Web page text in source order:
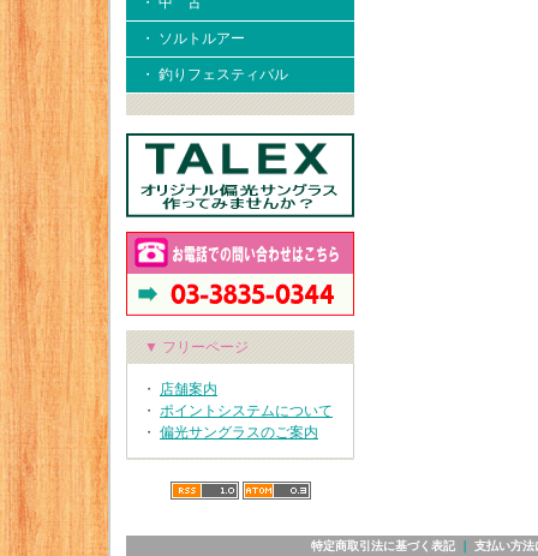
・ ソルトルアー
・ 釣りフェスティバル
▼ フリーページ
・ 店舗案内
・ ポイントシステムについて
・ 偏光サングラスのご案内
特定商取引法に基づく表記｜ 支払い方法